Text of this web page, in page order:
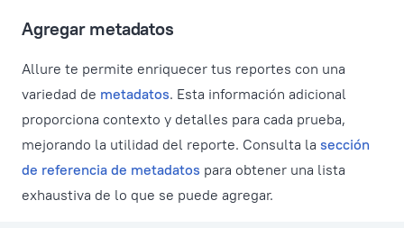
Agregar metadatos
Allure te permite enriquecer tus reportes con una
variedad de metadatos. Esta información adicional
proporciona contexto y detalles para cada prueba,
mejorando la utilidad del reporte. Consulta la sección
de referencia de metadatos para obtener una lista
exhaustiva de lo que se puede agregar.